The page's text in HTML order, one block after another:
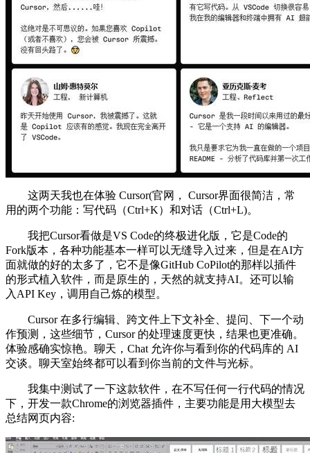
这两天我也在体验 Cursor(官网， Cursor界面很简洁，常
用的两个功能：写代码（Ctrl+K）和对话（Ctrl+L)。
我把Cursor看做是VS Code的终极进化版，它是Code的
Fork版本，各种功能基本一样可以无缝导入过来，但是在AI方
面就做的好的太多了，它不是像GitHub CoPilot的那样以插件
的形式植入软件，而是原生的，天然的就支持AI。还可以输
入API Key，调用自己炼的模型。
Cursor 在多行编辑、跨文件上下文补全、提问、下一个动
作预测，这些细节，Cursor 的处理速度更快，结果也更准确。
体验感确实惊艳。聊天，Chat 允许你与看到你的代码库的 AI
交谈。聊天室始终都可以看到你当前的文件与光标。
我集中测试了一下这款软件，在不写任何一行代码的情况
下，开发一款Chrome的浏览器插件，主要功能是用大模型去
总结网页内容: